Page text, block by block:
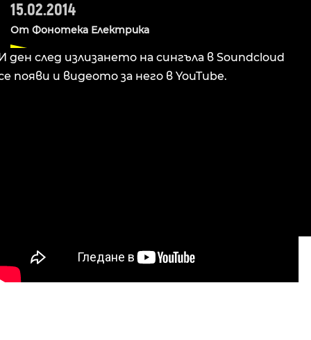
15.02.2014
От Фонотека Електрика
ден след излизането на сингъла в Soundcloud
появи и видеото за него в YouTube.